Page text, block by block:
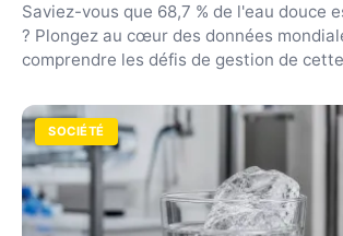
Saviez-vous que 68,7 % de l'eau douce
? Plongez au cœur des données
comprendre les défis de gestion de
SOCIÉTÉ